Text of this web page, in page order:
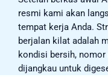
resmi kami akan
tempat kerja Anda.
berjalan kilat adalah
kondisi bersih,
dijangkau untuk